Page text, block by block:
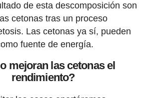
de esta descomposición son
cetonas tras un proceso
Las cetonas ya sí, pueden
fuente de energía.
mejoran las cetonas el
rendimiento?